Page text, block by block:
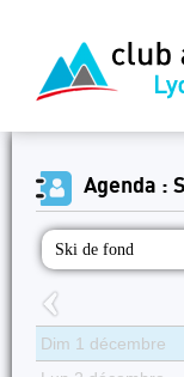
Agenda :
Ski de fond
Dim 1 décembre